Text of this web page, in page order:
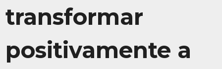
transformar
positivamente a